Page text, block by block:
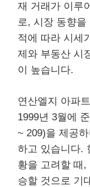
재 거래가 이루
로, 시장 동향을
적에 따라 시세
제와 부동산 시
이 높습니다.
연산엘지 아파
1999년 3월에
~ 209)을 제공
하고 있습니다.
황을 고려할 때
승할 것으로 기